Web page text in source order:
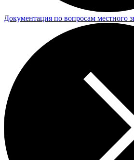
Документация по вопросам местного